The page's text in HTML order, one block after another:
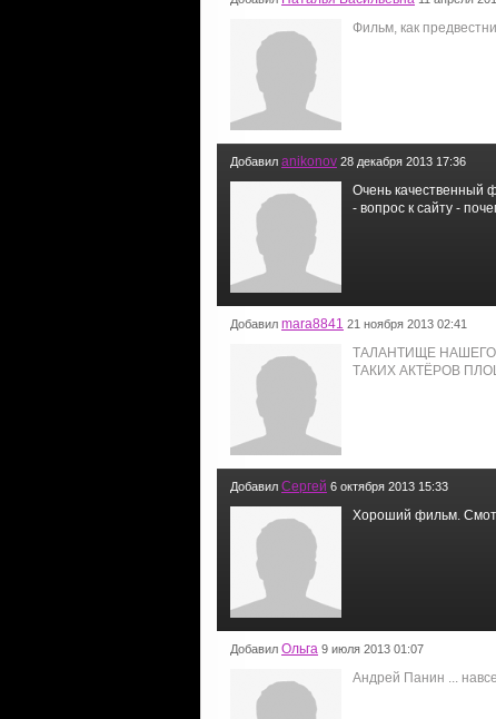
Фильм, как
Добавил anikonov 28 декабря 2013 17:36
Очень качественный
- вопрос к сайту -
Добавил mara8841 21 ноября 2013 02:41
ТАЛАНТИЩЕ
ТАКИХ АКТЁРОВ
Добавил Сергей 6 октября 2013 15:33
Хороший фильм.
Добавил Ольга 9 июля 2013 01:07
Андрей Панин ...